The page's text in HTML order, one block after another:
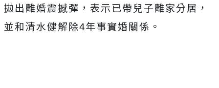
拋出離婚震撼彈，表示已帶兒子離家分居，
並和清水健解除4年事實婚關係。